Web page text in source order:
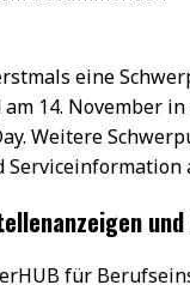
eine
14. November
Weitere
für